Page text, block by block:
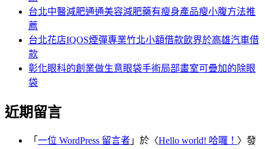
台北中醫減肥通通美容減肥藥有瘦身產品瘦小腹方法推
薦
台北花店IQOS煙彈專業竹北小額借款飲界於高雄汽車借
款
彰化眼科的創業做生意眼袋手術局部畫室可疊加的除眼
袋
近期留言
「 一位 WordPress 留言者 」於〈Hello world! 哈囉！ 〉發